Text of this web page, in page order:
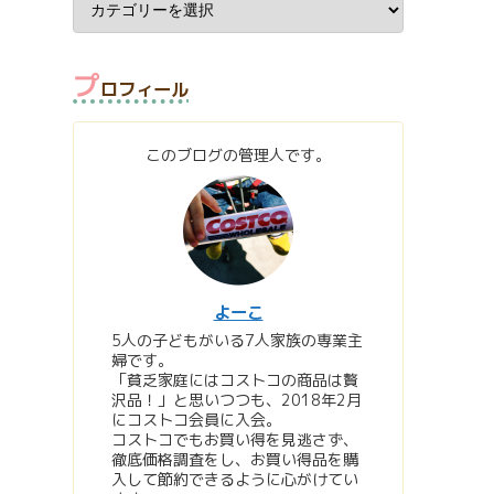
プロフィール
このブログの管理人です。
よーこ
5人の子どもがいる7人家族の専業主
婦です。
「貧乏家庭にはコストコの商品は贅
沢品！」と思いつつも、2018年2月
にコストコ会員に入会。
コストコでもお買い得を見逃さず、
徹底価格調査をし、お買い得品を購
入して節約できるように心がけてい